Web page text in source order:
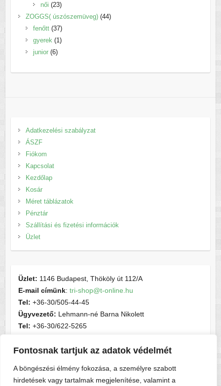
Fontosnak tartjuk az adatok védelmét
A böngészési élmény fokozása, a személyre szabott
hirdetések vagy tartalmak megjelenítése, valamint a
termék
női 2323
termék
ZOGGS( úszószemüveg) 4444
fenőtt 3737
termék
gyerek 11
junior 66
Adatkezelési szabályzat
ÁSZF
Fiókom
Kapcsolat
Kezdőlap
Kosár
Méret táblázatok
Pénztár
Szállítási és fizetési információk
Üzlet
Üzlet: 1146 Budapest, Thököly út 112/A
E-mail címünk: tri-shop@t-online.hu
Tel: +36-30/505-44-45
Ügyvezető: Lehmann-né Barna Nikolett
Tel: +36-30/622-5265
Cégjegyzékszám:cg05-06-015156